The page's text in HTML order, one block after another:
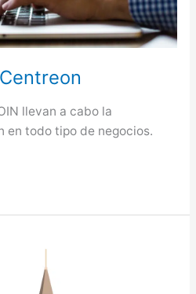
llevan a cabo la
en todo tipo de negocios.